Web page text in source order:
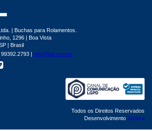
| Buchas para Rolamentos.
1296 | Boa Vista
| Brasil
| info@bgl.com.br
Todos os Direitos Reservados
Desenvolvimento Sphera